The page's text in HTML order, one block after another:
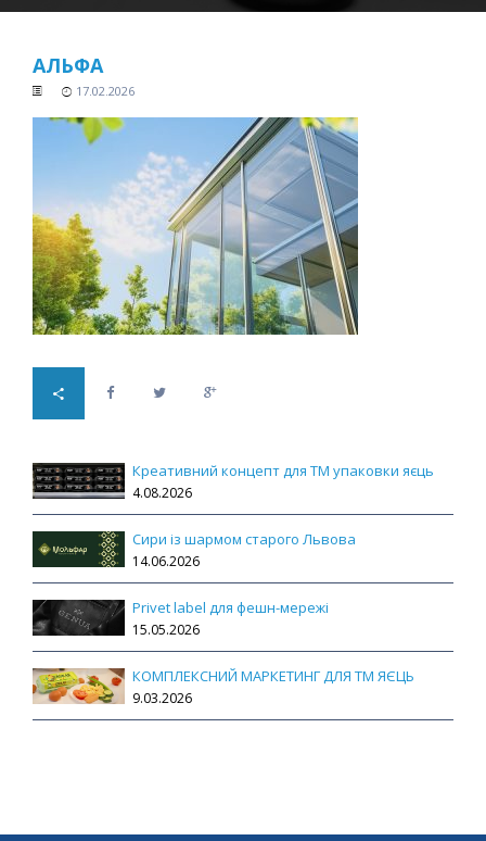
АЛЬФА
17.02.2026
Креативний концепт для ТМ упаковки яєць
4.08.2026
Сири із шармом старого Львова
14.06.2026
Privet label для фешн-мережі
15.05.2026
КОМПЛЕКСНИЙ МАРКЕТИНГ ДЛЯ ТМ ЯЄЦЬ
9.03.2026